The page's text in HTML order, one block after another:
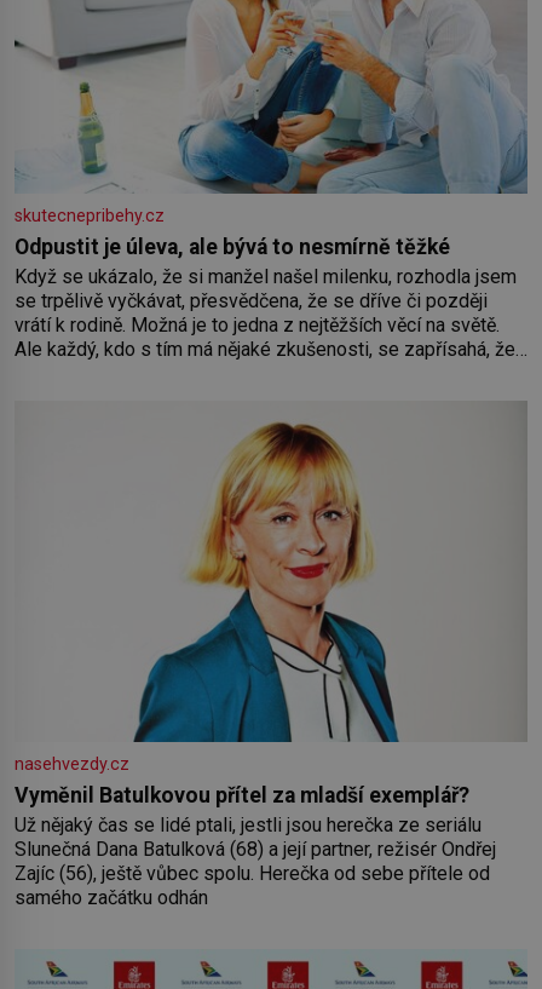
skutecnepribehy.cz
Odpustit je úleva, ale bývá to nesmírně těžké
Když se ukázalo, že si manžel našel milenku, rozhodla jsem
se trpělivě vyčkávat, přesvědčena, že se dříve či později
vrátí k rodině. Možná je to jedna z nejtěžších věcí na světě.
Ale každý, kdo s tím má nějaké zkušenosti, se zapřísahá, že
nasehvezdy.cz
Vyměnil Batulkovou přítel za mladší exemplář?
Už nějaký čas se lidé ptali, jestli jsou herečka ze seriálu
Slunečná Dana Batulková (68) a její partner, režisér Ondřej
Zajíc (56), ještě vůbec spolu. Herečka od sebe přítele od
samého začátku odhán